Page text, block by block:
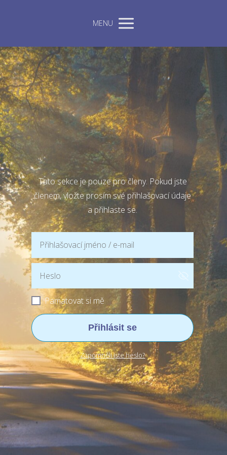
MENU
Tato sekce je pouze pro členy. Pokud jste
členem, vložte prosím své přihlašovací údaje
a přihlaste se.
Pamatovat si mě
Přihlásit se
Zapomněli jste heslo?